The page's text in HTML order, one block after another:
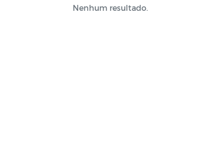
Nenhum resultado.